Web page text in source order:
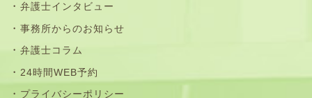
弁護士インタビュー
事務所からのお知らせ
弁護士コラム
24時間WEB予約
プライバシーポリシー